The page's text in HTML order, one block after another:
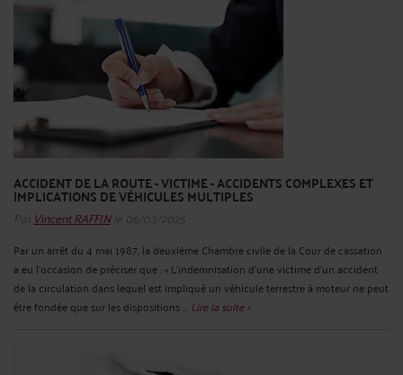
ACCIDENT DE LA ROUTE - VICTIME - ACCIDENTS COMPLEXES ET
IMPLICATIONS DE VÉHICULES MULTIPLES
Par Vincent RAFFINle 06/03/2025
Par un arrêt du 4 mai 1987, la deuxième Chambre civile de la Cour de cassation
a eu l’occasion de préciser que : « L’indemnisation d'une victime d'un accident
de la circulation dans lequel est impliqué un véhicule terrestre à moteur ne peut
être fondée que sur les dispositions ... Lire la suite >